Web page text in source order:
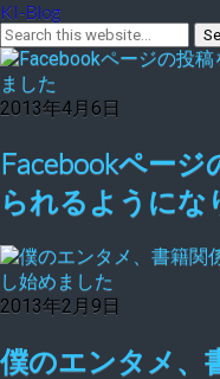
KI-Blog
2013年4月6日
Facebookペー
られるようにな
2013年2月9日
僕のエンタメ、